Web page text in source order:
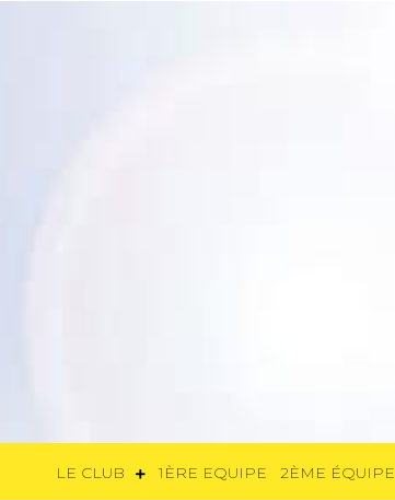
LE CLUB 1ÈRE EQUIPE 2ÈME ÉQUIPE